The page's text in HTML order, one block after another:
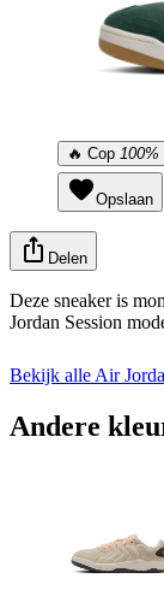
🔥 Cop 100%
Opslaan
Delen
Deze sneaker is
Jordan Session
Bekijk alle Air
Andere